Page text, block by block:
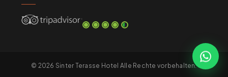
© 2026 Sinter Terasse Hotel Alle Rechte vorbehalten.